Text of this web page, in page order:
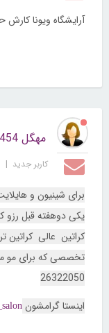
آرایشگاه ویونا کارش حرف
مهگل 5454
کاربر جديد |
برای شینیون و
یکی دوهفته قبل رزو
کراتین عالی کراتین
تخصصی که برای مو
26322050
اینستا گرامشون